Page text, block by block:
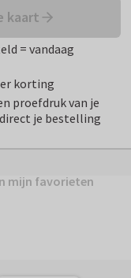
kaart
= vandaag
korting
proefdruk van je
je bestelling
mijn favorieten